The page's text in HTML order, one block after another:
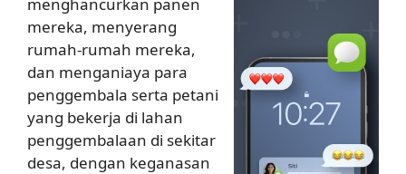
mereka, menyerang
rumah-rumah mereka,
dan menganiaya para
penggembala serta petani
yang bekerja di lahan
penggembalaan di sekitar
desa, dengan keganasan